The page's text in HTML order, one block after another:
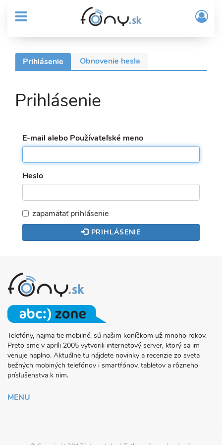
obsah
MENU
Sub
Header
User
account
menu
/
Primárne
Prihlásenie (aktívna
karta)
Obnovenie hesla
Prihlásenie
E-mail alebo Používateľské meno
Heslo
zapamätať prihlásenie
PRIHLÁSENIE
O
PROJEKTE
FONY.SK
Telefóny, najmä tie mobilné, sú našim koníčkom už mnoho rokov.
Preto sme v apríli 2005 vytvorili internetový server, ktorý sa im
venuje naplno. Aktuálne tu nájdete novinky a recenzie zo sveta
bežných mobiných telefónov i smartfónov, tabletov a rôzneho
príslušenstva k nim.
MENU